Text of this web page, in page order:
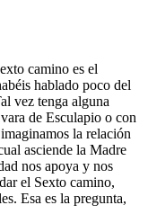
camino es el
hablado poco del
vez tenga alguna
de Esculapio o con
la relación
asciende la Madre
nos apoya y nos
el Sexto camino,
Esa es la pregunta,